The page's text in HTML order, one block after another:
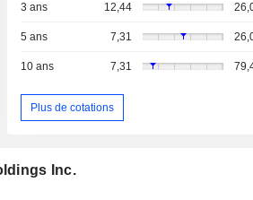
3 ans 12,44
5 ans 7,31
10 ans 7,31
Plus de cotations
Inc.